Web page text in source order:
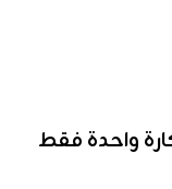
واحدة فقط